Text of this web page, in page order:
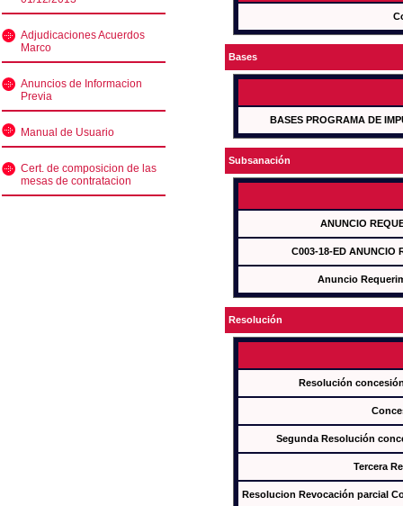
Adjudicaciones Acuerdos
Marco
Anuncios de Informacion
Previa
Manual de Usuario
Cert. de composicion de las
mesas de contratacion
Bases
BASES PROGRAMA DE
Subsanación
ANUNCIO
C003-18-ED ANUNCIO
Anuncio
Resolución
Resolución
Segunda Resolución
Tercera
Resolucion Revocación parcial